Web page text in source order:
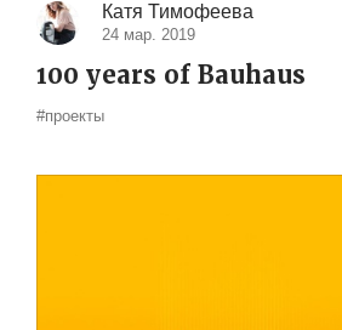
Катя Тимофеева
24 мар. 2019
100 years of Bauhaus
#проекты